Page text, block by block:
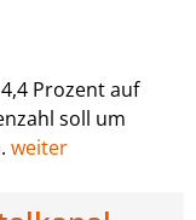
Prozent auf
soll um
weiter